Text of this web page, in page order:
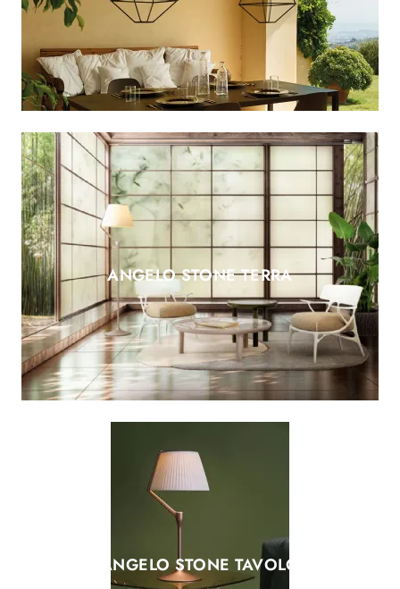
ANGELO STONE TERRA
ANGELO STONE TAVOLO